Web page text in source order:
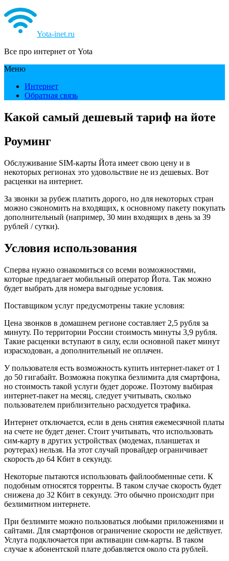
Yota-inet.ru
Все про интернет от Yota
Меню
Интернет
Обратная связь
Какой самый дешевый тариф на йоте
Роуминг
Обслуживание SIM-карты Йота имеет свою цену и в
некоторых регионах это удовольствие не из дешевых. Вот
расценки на интернет.
За звонки за рубеж платить дорого, но для некоторых стран
можно сэкономить на входящих, к основному пакету покупать
дополнительный (например, 30 мин входящих в день за 39
рублей / сутки).
Условия использования
Сперва нужно ознакомиться со всеми возможностями,
которые предлагает мобильный оператор Йота. Так можно
будет выбрать для номера выгодные условия.
Поставщиком услуг предусмотрены такие условия:
Цена звонков в домашнем регионе составляет 2,5 рубля за
минуту. По территории России стоимость минуты 3,9 рубля.
Такие расценки вступают в силу, если основной пакет минут
израсходован, а дополнительный не оплачен.
У пользователя есть возможность купить интернет-пакет от 1
до 50 гигабайт. Возможна покупка безлимита для смартфона,
но стоимость такой услуги будет дороже. Поэтому выбирая
интернет-пакет на месяц, следует учитывать, сколько
пользователем приблизительно расходуется трафика.
Интернет отключается, если в день снятия ежемесячной платы
на счете не будет денег. Стоит учитывать, что использовать
сим-карту в других устройствах (модемах, планшетах и
роутерах) нельзя. На этот случай провайдер ограничивает
скорость до 64 Кбит в секунду.
Некоторые пытаются использовать файлообменные сети. К
подобным относятся торренты. В таком случае скорость будет
снижена до 32 Кбит в секунду. Это обычно происходит при
безлимитном интернете.
При безлимите можно пользоваться любыми приложениями и
сайтами. Для смартфонов ограничение скорости не действует.
Услуга подключается при активации сим-карты. В таком
случае к абонентской плате добавляется около ста рублей.